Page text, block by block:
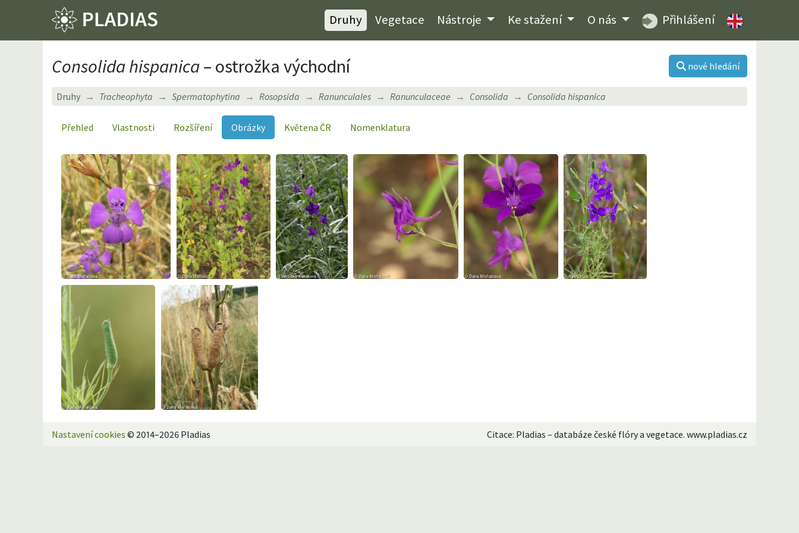
Druhy Vegetace Nástroje Ke stažení O nás Přihlášení
Consolida hispanica– ostrožka východní nové hledání
Druhy Tracheophyta Spermatophytina Rosopsida Ranunculales Ranunculaceae Consolida Consolida hispanica
Přehled Vlastnosti Rozšíření Obrázky Květena ČR Nomenklatura
Nastavení cookies © 2014–2026 Pladias Citace: Pladias – databáze české flóry a vegetace. www.pladias.cz